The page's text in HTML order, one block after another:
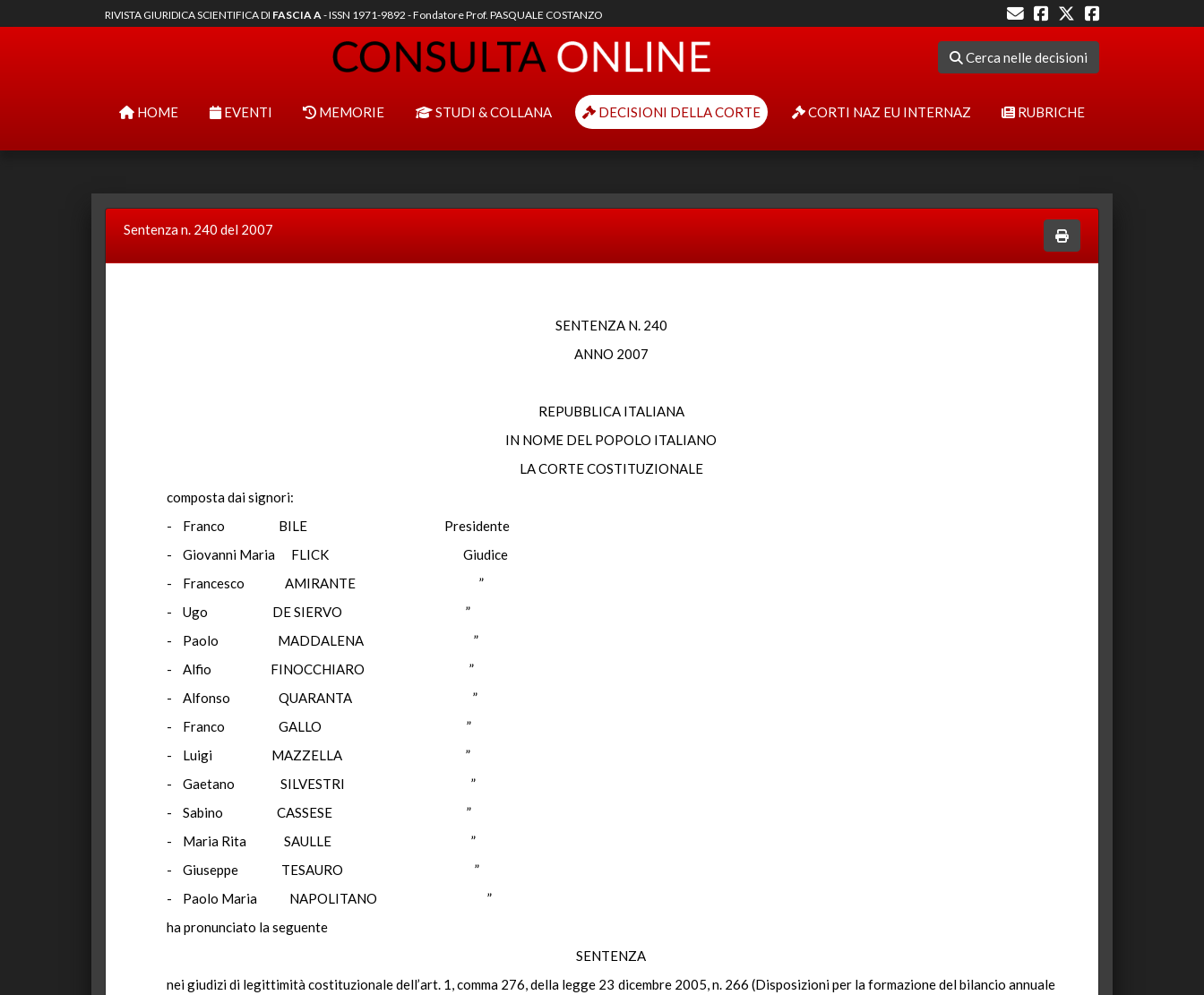
RIVISTA GIURIDICA SCIENTIFICA DI FASCIA A- ISSN 1971-9892 - Fondatore Prof. PASQUALE COSTANZO
Cerca nelle decisioni
HOME EVENTI MEMORIE STUDI & COLLANA DECISIONI DELLA CORTE CORTI NAZ EU INTERNAZ RUBRICHE
Sentenza n. 240 del 2007
SENTENZA N. 240
ANNO 2007
REPUBBLICA ITALIANA
IN NOME DEL POPOLO ITALIANO
LA CORTE COSTITUZIONALE
composta dai signori:
- Franco BILE Presidente
- Giovanni Maria FLICK Giudice
- Francesco AMIRANTE ”
- Ugo DE SIERVO ”
- Paolo MADDALENA ”
- Alfio FINOCCHIARO ”
- Alfonso QUARANTA ”
- Franco GALLO ”
- Luigi MAZZELLA ”
- Gaetano SILVESTRI ”
- Sabino CASSESE ”
- Maria Rita SAULLE ”
- Giuseppe TESAURO ”
- Paolo Maria NAPOLITANO ”
ha pronunciato la seguente
SENTENZA
nei giudizi di legittimità costituzionale dell’art. 1, comma 276, della legge 23 dicembre 2005, n. 266 (Disposizioni per la formazione del bilancio annuale